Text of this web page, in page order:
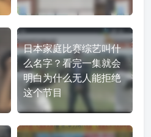
日本家庭比赛综艺叫什
么名字？看完一集就会
明白为什么无人能拒绝
这个节目